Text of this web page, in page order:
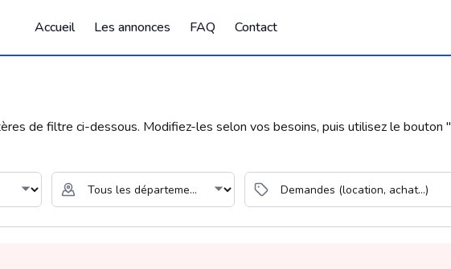
Accueil Les annonces FAQ Contact
de filtre ci-dessous. Modifiez-les selon vos besoins, puis utilisez le bouton "